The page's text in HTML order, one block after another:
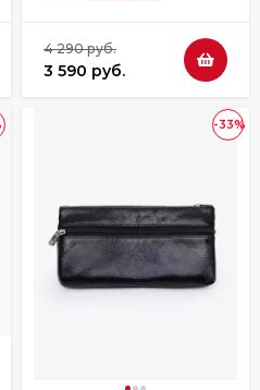
4 290 руб.
3 590 руб.
-33%